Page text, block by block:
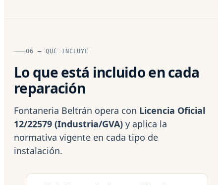
06 — QUÉ INCLUYE
Lo que está incluido en cada
reparación
Fontaneria Beltrán opera con Licencia Oficial
12/22579 (Industria/GVA) y aplica la
normativa vigente en cada tipo de
instalación.